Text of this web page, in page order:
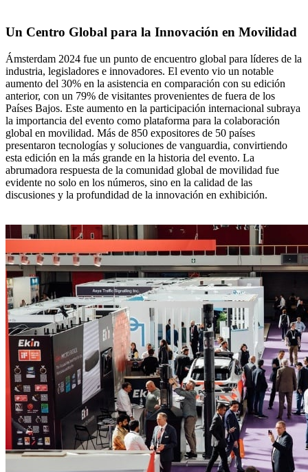
Un Centro Global para la Innovación en Movilidad
Ámsterdam 2024 fue un punto de encuentro global para líderes de la
industria, legisladores e innovadores. El evento vio un notable
aumento del 30% en la asistencia en comparación con su edición
anterior, con un 79% de visitantes provenientes de fuera de los
Países Bajos. Este aumento en la participación internacional subraya
la importancia del evento como plataforma para la colaboración
global en movilidad. Más de 850 expositores de 50 países
presentaron tecnologías y soluciones de vanguardia, convirtiendo
esta edición en la más grande en la historia del evento. La
abrumadora respuesta de la comunidad global de movilidad fue
evidente no solo en los números, sino en la calidad de las
discusiones y la profundidad de la innovación en exhibición.